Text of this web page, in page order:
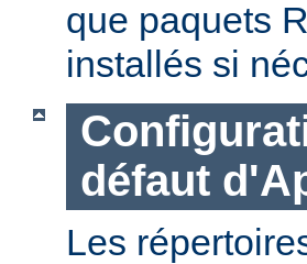
que paquets
installés si
défaut
Les